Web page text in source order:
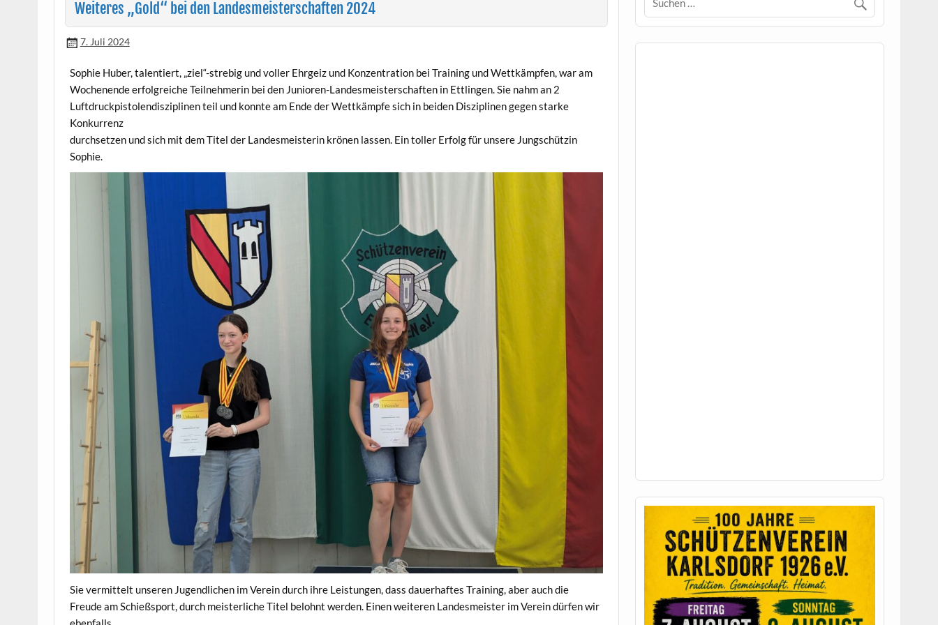
Weiteres „Gold“ bei den Landesmeisterschaften 2024
7. Juli 2024
Sophie Huber, talentiert, „ziel“-strebig und voller Ehrgeiz und Konzentration bei Training und Wettkämpfen, war am
Wochenende erfolgreiche Teilnehmerin bei den Junioren-Landesmeisterschaften in Ettlingen. Sie nahm an 2
Luftdruckpistolendisziplinen teil und konnte am Ende der Wettkämpfe sich in beiden Disziplinen gegen starke
Konkurrenz
durchsetzen und sich mit dem Titel der Landesmeisterin krönen lassen. Ein toller Erfolg für unsere Jungschützin
Sophie.
Sie vermittelt unseren Jugendlichen im Verein durch ihre Leistungen, dass dauerhaftes Training, aber auch die
Freude am Schießsport, durch meisterliche Titel belohnt werden. Einen weiteren Landesmeister im Verein dürfen wir